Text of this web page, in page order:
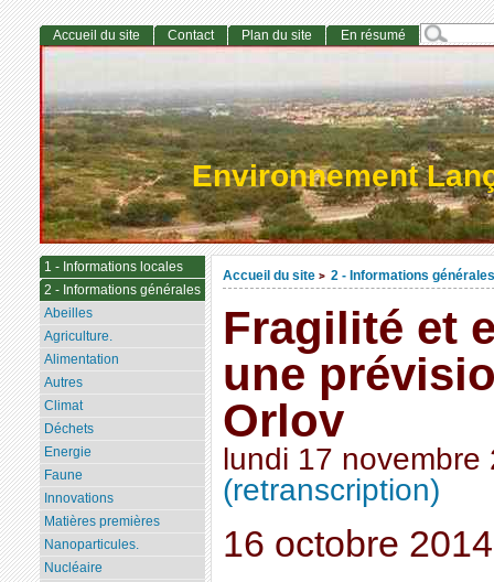
Environnement
Accueil du site > 2 - Informations générales
Fragilité et
une
Orlov
lundi 17 novembre
(retranscription)
16 octobre 2014
Accueil du site Contact Plan du site En résumé
1 - Informations locales
2 - Informations générales
Abeilles
Agriculture.
Alimentation
Autres
Climat
Déchets
Energie
Faune
Innovations
Matières premières
Nanoparticules.
Nucléaire